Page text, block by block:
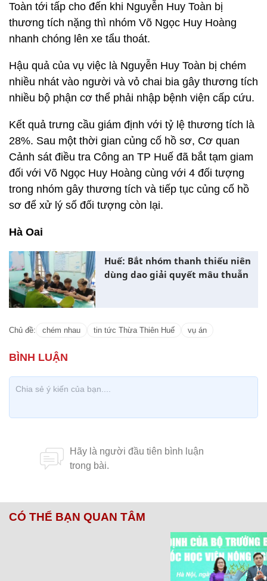
Toàn tới tấp cho đến khi Nguyễn Huy Toàn bị
thương tích nặng thì nhóm Võ Ngọc Huy Hoàng
nhanh chóng lên xe tẩu thoát.
Hậu quả của vụ việc là Nguyễn Huy Toàn bị chém
nhiều nhát vào người và vỏ chai bia gây thương tích
nhiều bộ phận cơ thể phải nhập bệnh viện cấp cứu.
Kết quả trưng cầu giám định với tỷ lệ thương tích là
28%. Sau một thời gian củng cố hồ sơ, Cơ quan
Cảnh sát điều tra Công an TP Huế đã bắt tạm giam
đối với Võ Ngọc Huy Hoàng cùng với 4 đối tượng
trong nhóm gây thương tích và tiếp tục củng cố hồ
sơ để xử lý số đối tượng còn lại.
Hà Oai
Huế: Bắt nhóm thanh thiếu niên
dùng dao giải quyết mâu thuẫn
Chủ đề: chém nhau tin tức Thừa Thiên Huế vụ án
CÓ THỂ BẠN QUAN TÂM